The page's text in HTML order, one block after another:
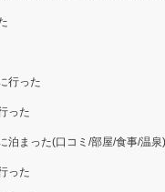
行った
った
泊まった(口コミ/部屋/食事/温泉)
った